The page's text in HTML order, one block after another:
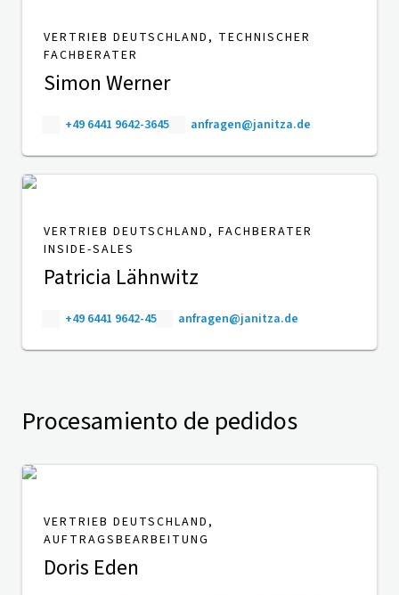
VERTRIEB DEUTSCHLAND, TECHNISCHER
FACHBERATER
Simon Werner
+49 6441 9642-3645 anfragen@janitza.de
VERTRIEB DEUTSCHLAND, FACHBERATER
INSIDE-SALES
Patricia Lähnwitz
+49 6441 9642-45 anfragen@janitza.de
Procesamiento de pedidos
VERTRIEB DEUTSCHLAND,
AUFTRAGSBEARBEITUNG
Doris Eden